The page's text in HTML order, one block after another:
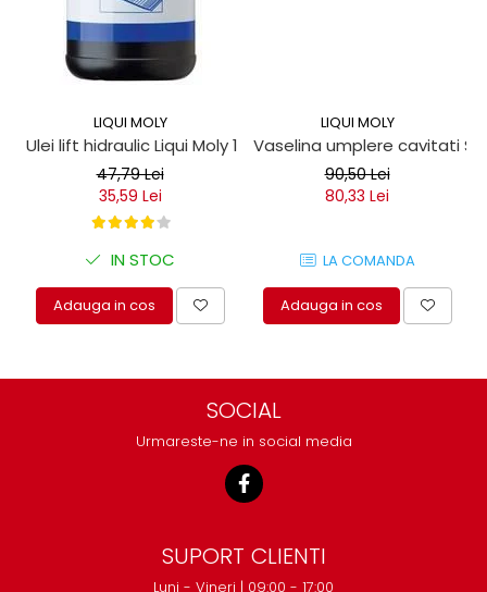
LIQUI MOLY
Ulei lift hidraulic Liqui Moly 1 litru
47,79 Lei
35,59 Lei
IN STOC
Adauga in cos
LIQUI MOLY
Vaselina umplere cavitati
90,50 Lei
80,33 Lei
LA COMANDA
Adauga in cos
SOCIAL
Urmareste-ne in social media
SUPORT CLIENTI
Luni - Vineri | 09:00 - 17:00